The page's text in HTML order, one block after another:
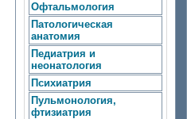
Офтальмология
Патологическая
анатомия
Педиатрия и
неонатология
Психиатрия
Пульмонология,
фтизиатрия